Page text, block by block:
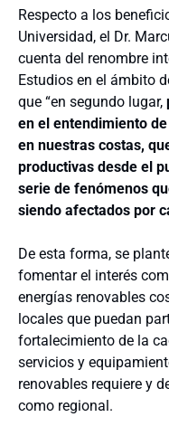
Respecto a los
Universidad, el Dr.
cuenta del renombre
Estudios en el ámbito
que “en segundo lugar,
en el entendimiento
en nuestras costas,
productivas desde el
serie de fenómenos
siendo afectados por
De esta forma, se
fomentar el interés
energías renovables
locales que puedan
fortalecimiento de la
servicios y
renovables requiere y
como regional.